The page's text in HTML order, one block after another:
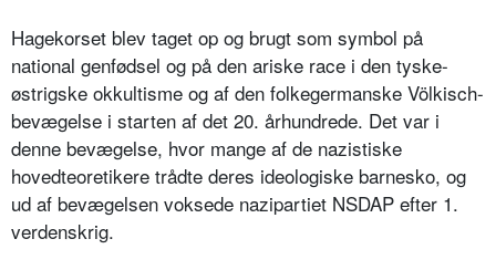
Hagekorset blev taget op og brugt som symbol på
national genfødsel og på den ariske race i den tyske-
østrigske okkultisme og af den folkegermanske Völkisch-
bevægelse i starten af det 20. århundrede. Det var i
denne bevægelse, hvor mange af de nazistiske
hovedteoretikere trådte deres ideologiske barnesko, og
ud af bevægelsen voksede nazipartiet NSDAP efter 1.
verdenskrig.